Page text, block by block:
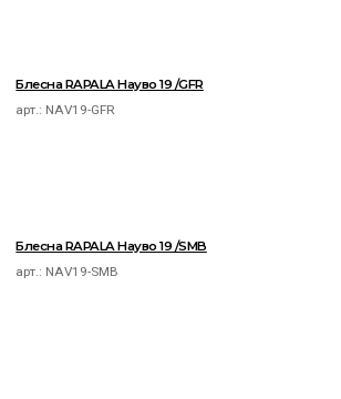
Блесна RAPALA Науво 19 /GFR
арт.: NAV19-GFR
Блесна RAPALA Науво 19 /SMB
арт.: NAV19-SMB